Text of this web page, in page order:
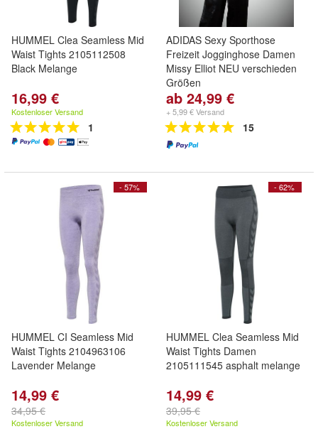
HUMMEL Clea Seamless Mid
Waist Tights 2105112508
Black Melange
16,99 €
Kostenloser Versand
1
ADIDAS Sexy Sporthose
Freizeit Jogginghose Damen
Missy Elliot NEU verschieden
Größen
ab 24,99 €
+ 5,99 € Versand
15
- 57%
HUMMEL CI Seamless Mid
Waist Tights 2104963106
Lavender Melange
14,99 €
34,95 €
Kostenloser Versand
- 62%
HUMMEL Clea Seamless Mid
Waist Tights Damen
2105111545 asphalt melange
14,99 €
39,95 €
Kostenloser Versand